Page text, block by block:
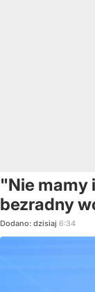
"Nie mamy
bezradny
Dodano: dzisiaj 6:34